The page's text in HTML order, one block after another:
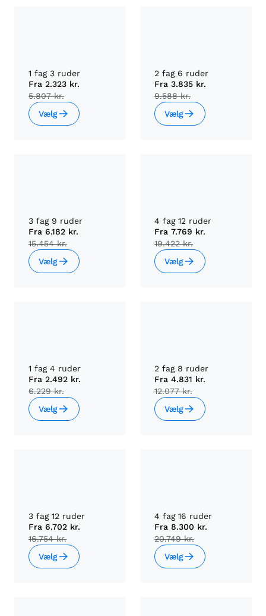
1 fag 3 ruder
Fra 2.323 kr.
5.807 kr.
Vælg
2 fag 6 ruder
Fra 3.835 kr.
9.588 kr.
Vælg
3 fag 9 ruder
Fra 6.182 kr.
15.454 kr.
Vælg
4 fag 12 ruder
Fra 7.769 kr.
19.422 kr.
Vælg
1 fag 4 ruder
Fra 2.492 kr.
6.229 kr.
Vælg
2 fag 8 ruder
Fra 4.831 kr.
12.077 kr.
Vælg
3 fag 12 ruder
Fra 6.702 kr.
16.754 kr.
Vælg
4 fag 16 ruder
Fra 8.300 kr.
20.749 kr.
Vælg